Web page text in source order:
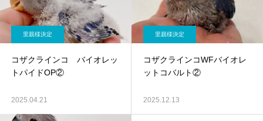
里親様決定
コザクラインコ バイオレッ
トパイドOP②
2025.04.21
里親様決定
コザクラインコWFバイオレ
ットコバルト②
2025.12.13